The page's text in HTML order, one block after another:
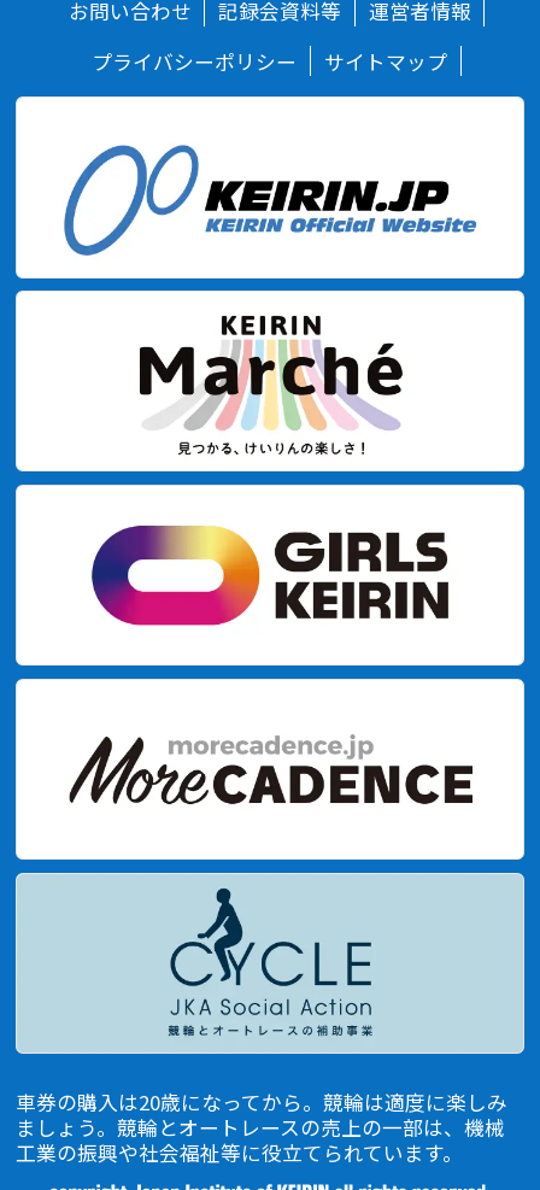
お問い合わせ
記録会資料等
運営者情報
プライバシーポリシー
サイトマップ
車券の購入は20歳になってから。競輪は適度に楽しみ
ましょう。競輪とオートレースの売上の一部は、機械
⼯業の振興や社会福祉等に役⽴てられています。